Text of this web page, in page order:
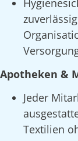
Apotheken &
Jeder
Textilien